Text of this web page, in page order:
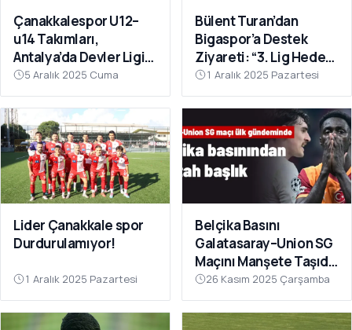
Çanakkalespor U12–
u14 Takımları,
Antalya’da Devler Ligi
Sahnesinde!
5 Aralık 2025 Cuma
Bülent Turan’dan
Bigaspor’a Destek
Ziyareti: “3. Lig Hedefi
Çok Yakın”
1 Aralık 2025 Pazartesi
Lider Çanakkale spor
Durdurulamıyor!
1 Aralık 2025 Pazartesi
Belçika Basını
Galatasaray–Union SG
Maçını Manşete Taşıdı:
“50 Bin Türk’ü
Susturdular”
26 Kasım 2025 Çarşamba